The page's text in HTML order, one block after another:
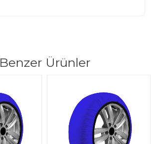
Benzer Ürünler